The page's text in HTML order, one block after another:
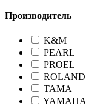
Производитель
K&M
PEARL
PROEL
ROLAND
TAMA
YAMAHA